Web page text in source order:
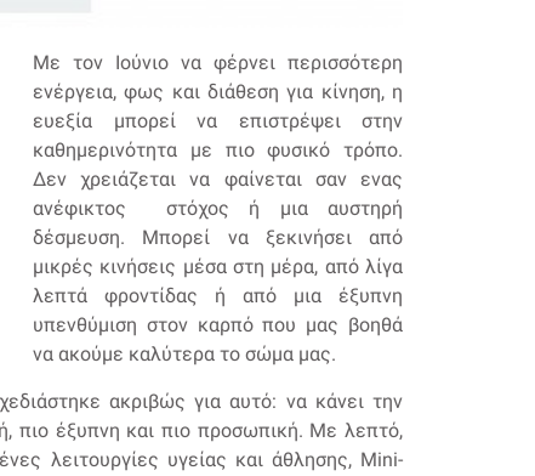
Με τον Ιούνιο να φέρνει περισσότερη
ενέργεια, φως και διάθεση για κίνηση, η
ευεξία μπορεί να επιστρέψει στην
καθημερινότητα με πιο φυσικό τρόπο.
Δεν χρειάζεται να φαίνεται σαν ενας
ανέφικτος στόχος ή μια αυστηρή
δέσμευση. Μπορεί να ξεκινήσει από
μικρές κινήσεις μέσα στη μέρα, από λίγα
λεπτά φροντίδας ή από μια έξυπνη
υπενθύμιση στον καρπό που μας βοηθά
να ακούμε καλύτερα το σώμα μας.
ακριβώς για αυτό: να κάνει την
πιο έξυπνη και πιο προσωπική. Με λεπτό,
λειτουργίες υγείας και άθλησης, Mini-